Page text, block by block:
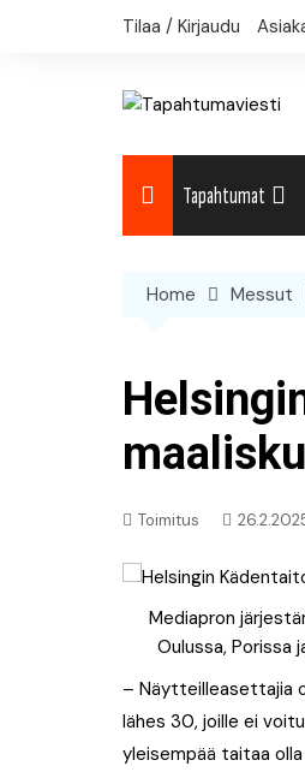
Tilaa / Kirjaudu
Tapahtumat
Uutiset: Matkailu
Uutiset: Musiikki
Home Messut
Toimitus
Mediapron
Oulussa, Porissa
– Näytteilleasettajia
lähes 30, joille ei
yleisempää taitaa